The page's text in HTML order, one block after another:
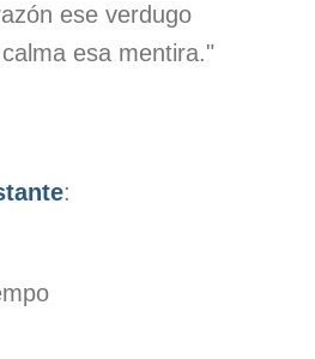
ese verdugo
esa mentira."
: